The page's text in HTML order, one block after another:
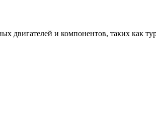
двигателей и компонентов, таких как